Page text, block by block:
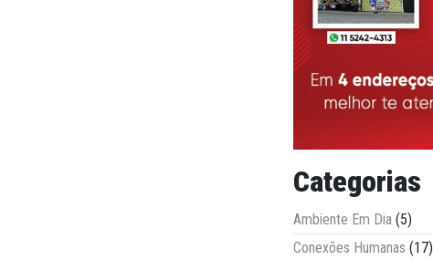
Categorias
Ambiente Em Dia (5)
Conexões Humanas (17)